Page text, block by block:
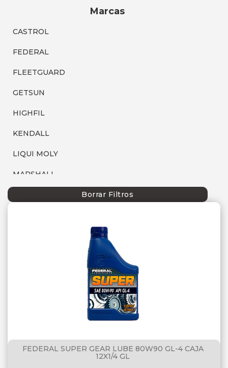
Marcas
CASTROL
FEDERAL
FLEETGUARD
GETSUN
HIGHFIL
KENDALL
LIQUI MOLY
MARSHALL
Borrar Filtros
FEDERAL SUPER GEAR LUBE 80W90 GL-4 CAJA
12X1/4 GL